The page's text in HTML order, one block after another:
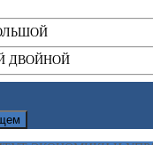
ДВОЙНОЙ